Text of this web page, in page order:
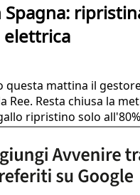
elettrica
questa mattina il
Ree. Resta chiusa la
ripristino solo